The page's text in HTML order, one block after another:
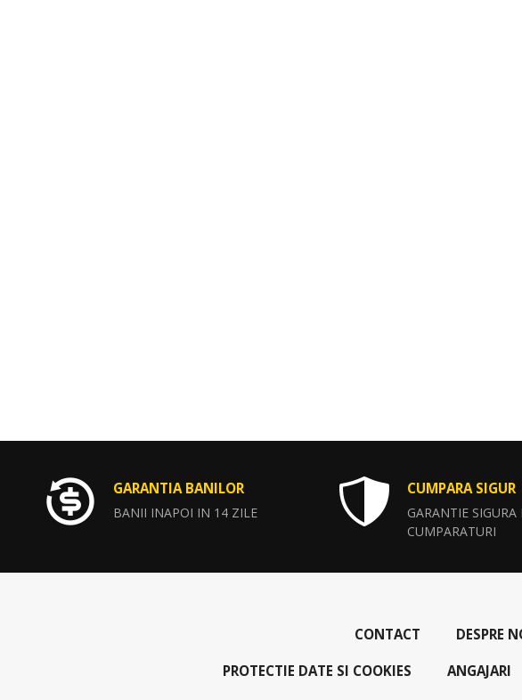
GARANTIA BANILOR
BANII INAPOI IN 14 ZILE
CUMPARA SIGUR
GARANTIE SIGURA
CUMPARATURI
CONTACT DESPRE
PROTECTIE DATE SI COOKIES ANGAJARI